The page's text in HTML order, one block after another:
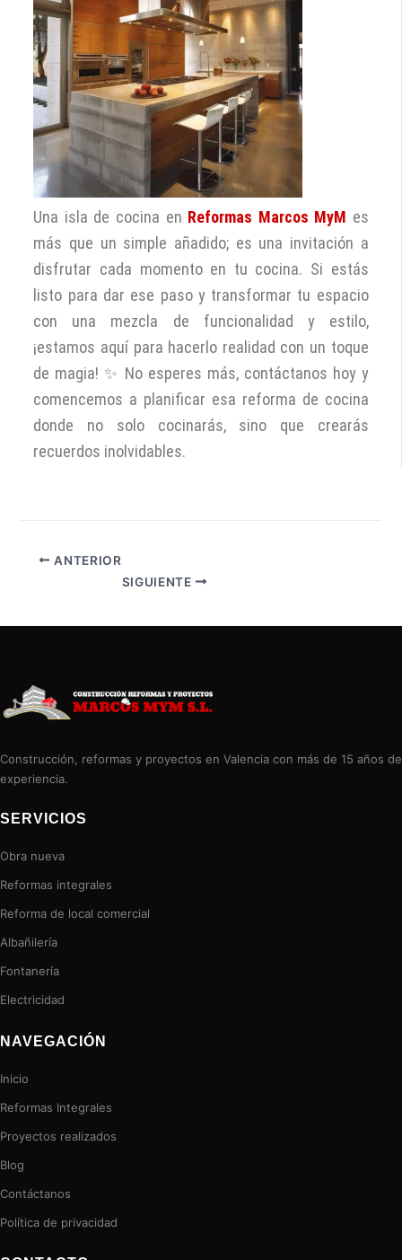
Una isla de cocina en Reformas Marcos MyM es
más que un simple añadido; es una invitación a
disfrutar cada momento en tu cocina. Si estás
listo para dar ese paso y transformar tu espacio
con una mezcla de funcionalidad y estilo,
¡estamos aquí para hacerlo realidad con un toque
de magia! ✨ No esperes más, contáctanos hoy y
comencemos a planificar esa reforma de cocina
donde no solo cocinarás, sino que crearás
recuerdos inolvidables.
ANTERIOR
SIGUIENTE
Construcción, reformas y proyectos en Valencia con más de 15 años de
experiencia.
SERVICIOS
Obra nueva
Reformas integrales
Reforma de local comercial
Albañilería
Fontanería
Electricidad
NAVEGACIÓN
Inicio
Reformas Integrales
Proyectos realizados
Blog
Contáctanos
Política de privacidad